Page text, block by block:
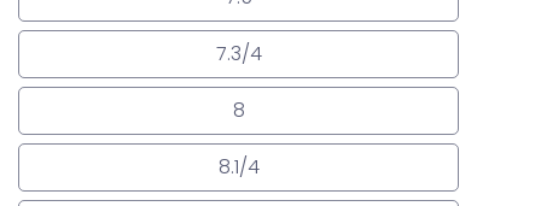
7.5
7.3/4
7.3/4
8
8
8.1/4
8.1/4